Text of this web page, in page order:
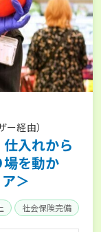
経由）
仕入れから
を動か
＞
社会保険完備